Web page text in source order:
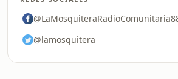
@lamosquitera